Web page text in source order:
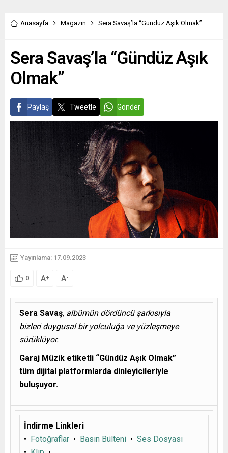
Anasayfa Magazin Sera Savaş’la “Gündüz Aşık Olmak”
Sera Savaş’la “Gündüz Aşık
Olmak”
Paylaş Tweetle Gönder
Yayınlama: 17.09.2023
0 A+ A-
Sera Savaş, albümün dördüncü şarkısıyla
bizleri duygusal bir yolculuğa ve yüzleşmeye
sürüklüyor.
Garaj Müzik etiketli “Gündüz Aşık Olmak”
tüm dijital platformlarda dinleyicileriyle
buluşuyor.
İndirme Linkleri
• Fotoğraflar • Basın Bülteni • Ses Dosyası